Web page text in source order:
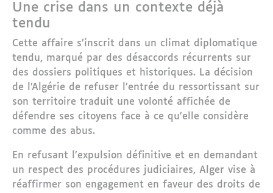
Une crise dans un contexte déjà
tendu
Cette affaire s’inscrit dans un climat diplomatique
tendu, marqué par des désaccords récurrents sur
des dossiers politiques et historiques. La décision
de l’Algérie de refuser l’entrée du ressortissant sur
son territoire traduit une volonté affichée de
défendre ses citoyens face à ce qu’elle considère
comme des abus.
En refusant l’expulsion définitive et en demandant
un respect des procédures judiciaires, Alger vise à
réaffirmer son engagement en faveur des droits de